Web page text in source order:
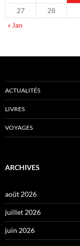
27
28
« Jan
ACTUALITÉS
LIVRES
VOYAGES
ARCHIVES
août 2026
juillet 2026
juin 2026